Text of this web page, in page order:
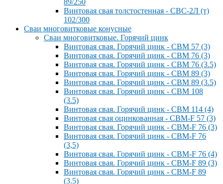
89/250
Винтовая свая толстостенная - СВС-2Л (т)
102/300
Сваи многовитковые конусные
Сваи многовитковые. Горячий цинк
Винтовая свая. Горячий цинк - СВМ 57 (3)
Винтовая свая. Горячий цинк - СВМ 76 (3)
Винтовая свая. Горячий цинк - СВМ 76 (3.5)
Винтовая свая. Горячий цинк - СВМ 89 (3)
Винтовая свая. Горячий цинк - СВМ 89 (3.5)
Винтовая свая. Горячий цинк - СВМ 108
(3.5)
Винтовая свая. Горячий цинк - СВМ 114 (4)
Винтовая свая оцинкованная - СВМ-F 57 (3)
Винтовая свая. Горячий цинк - СВМ-F 76 (3)
Винтовая свая. Горячий цинк - СВМ-F 76
(3,5)
Винтовая свая. Горячий цинк - СВМ-F 76 (4)
Винтовая свая. Горячий цинк - СВМ-F 89 (3)
Винтовая свая. Горячий цинк - СВМ-F 89
(3.5)